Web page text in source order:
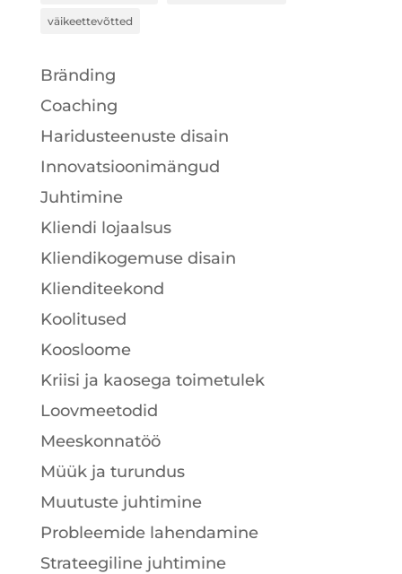
väikeettevõtted
Bränding
Coaching
Haridusteenuste disain
Innovatsioonimängud
Juhtimine
Kliendi lojaalsus
Kliendikogemuse disain
Klienditeekond
Koolitused
Koosloome
Kriisi ja kaosega toimetulek
Loovmeetodid
Meeskonnatöö
Müük ja turundus
Muutuste juhtimine
Probleemide lahendamine
Strateegiline juhtimine